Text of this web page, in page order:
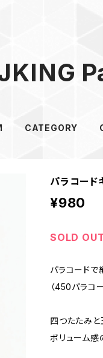
CATEGORY
パラコー
¥980
SOLD
パラコードで
（450パラコ
四つたたみと
ボリューム感